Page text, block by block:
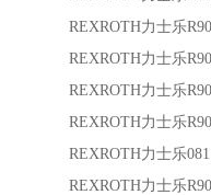
REXROTH力士乐
REXROTH力士乐
REXROTH力士乐
REXROTH力士乐
REXROTH力士乐
REXROTH力士乐